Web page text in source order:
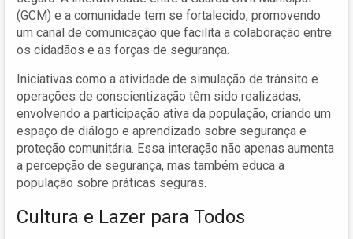
(GCM) e a comunidade tem se fortalecido, promovendo
um canal de comunicação que facilita a colaboração entre
os cidadãos e as forças de segurança.
Iniciativas como a atividade de simulação de trânsito e
operações de conscientização têm sido realizadas,
envolvendo a participação ativa da população, criando um
espaço de diálogo e aprendizado sobre segurança e
proteção comunitária. Essa interação não apenas aumenta
a percepção de segurança, mas também educa a
população sobre práticas seguras.
Cultura e Lazer para Todos